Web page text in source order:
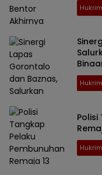
Hukrim
Hukrim
Polisi
Hukrim